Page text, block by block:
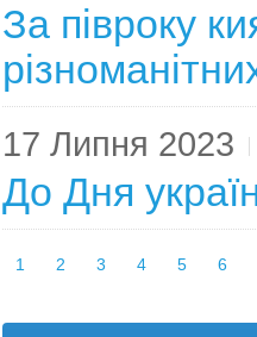
За півроку
17 Липня 2023
До Дня
1 2 3 4 5 6